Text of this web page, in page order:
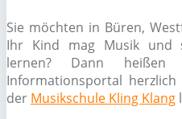
Sie möchten in Büren,
Ihr Kind mag Musik und
lernen? Dann
Informationsportal
der Musikschule Kling Klang